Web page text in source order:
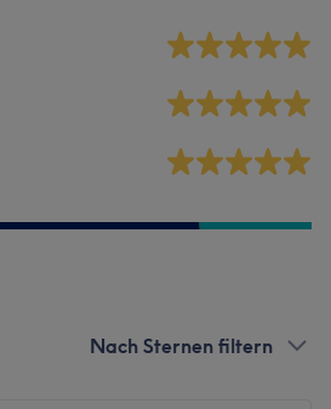
Nach Sternen filtern